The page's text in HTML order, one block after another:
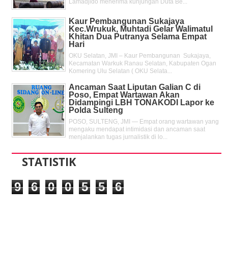
Lamadjido menerima kunjungan Duta Be...
Kaur Pembangunan Sukajaya
Kec.Wrukuk, Muhtadi Gelar Walimatul
Khitan Dua Putranya Selama Empat
Hari
OKU Selatan, JMI – Kaur Pembangunan Sukajaya,
Kecamatan Warkuk Ranau Selatan, Kabupaten Ogan
Komering Ulu Selatan ( OKU Selata...
Ancaman Saat Liputan Galian C di
Poso, Empat Wartawan Akan
Didampingi LBH TONAKODI Lapor ke
Polda Sulteng
POSO, SULTENG, JMI — Empat orang wartawan yang
mengaku mendapat intimidasi dan ancaman saat
menjalankan tugas jurnalistik di lo...
STATISTIK
9 6 0 0 5 5 6